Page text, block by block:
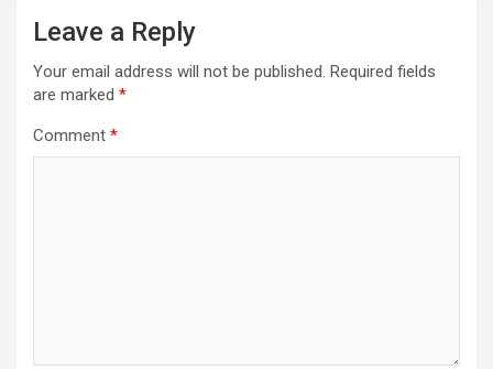
Leave a Reply
Your email address will not be published. Required fields
are marked *
Comment *